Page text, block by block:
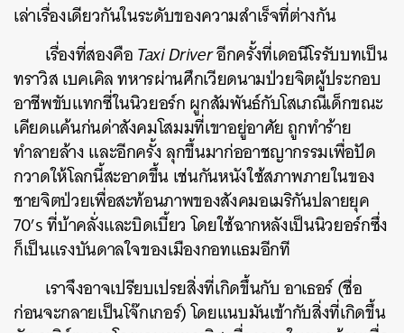
เล่าเรื่องเดียวกันในระดับของความสำเร็จที่ต่างกัน
เรื่องที่สองคือTaxi Driverอีกครั้งที่เดอนีโรรับบทเป็น
ทราวิส เบคเคิล ทหารผ่านศึกเวียดนามป่วยจิตผู้ประกอบ
อาชีพขับแทกซี่ในนิวยอร์ก ผูกสัมพันธ์กับโสเภณีเด็กขณะ
เคียดแค้นก่นด่าสังคมโสมมที่เขาอยู่อาศัย ถูกทำร้าย
ทำลายล้าง และอีกครั้ง ลุกขึ้นมาก่ออาชญากรรมเพื่อปัด
กวาดให้โลกนี้สะอาดขึ้น เช่นกันหนังใช้สภาพภายในของ
ชายจิตป่วยเพื่อสะท้อนภาพของสังคมอเมริกันปลายยุค
70’s ที่บ้าคลั่งและบิดเบี้ยว โดยใช้ฉากหลังเป็นนิวยอร์กซึ่ง
ก็เป็นแรงบันดาลใจของเมืองกอทแธมอีกที
เราจึงอาจเปรียบเปรยสิ่งที่เกิดขึ้นกับ อาเธอร์ (ชื่อ
ก่อนจะกลายเป็นโจ๊กเกอร์) โดยแนบมันเข้ากับสิ่งที่เกิดขึ้น